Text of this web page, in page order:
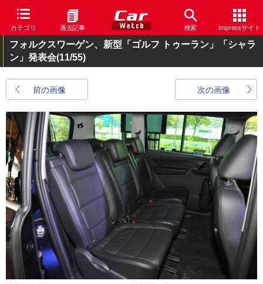
カテゴリ 過去記事 検索 Impressサイト
フォルクスワーゲン、新型「ゴルフ トゥーラン」「シャラ
ン」発表会(11/55)
前の画像 次の画像